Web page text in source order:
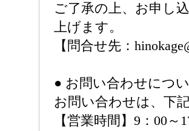
ご了承の上、お申し
上げます。
【問合せ先：
● お問い合わせにつ
お問い合わせは、下
【営業時間】9：00～